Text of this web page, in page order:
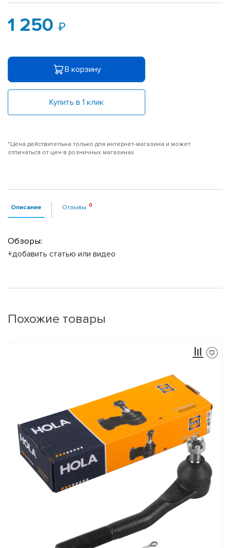
1 250
В корзину
Купить в 1 клик
*Цена действительна только для интернет-магазина и может
отличаться от цен в розничных магазинах
Описание Отзывы
Обзоры:
+добавить статью или видео
Похожие товары